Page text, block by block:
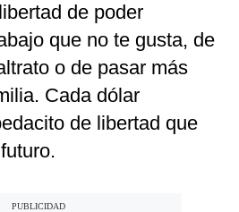
de poder
que no te gusta, de
o de pasar más
Cada dólar
de libertad que